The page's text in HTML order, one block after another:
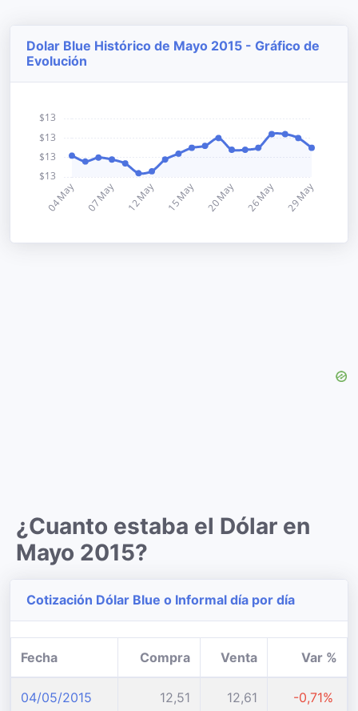
Dolar Blue Histórico de Mayo 2015 - Gráfico de
Evolución
¿Cuanto estaba el Dólar en
Mayo 2015?
Cotización Dólar Blue o Informal día por día
Fecha Compra Venta Var %
04/05/2015 12,51 12,61 -0,71%